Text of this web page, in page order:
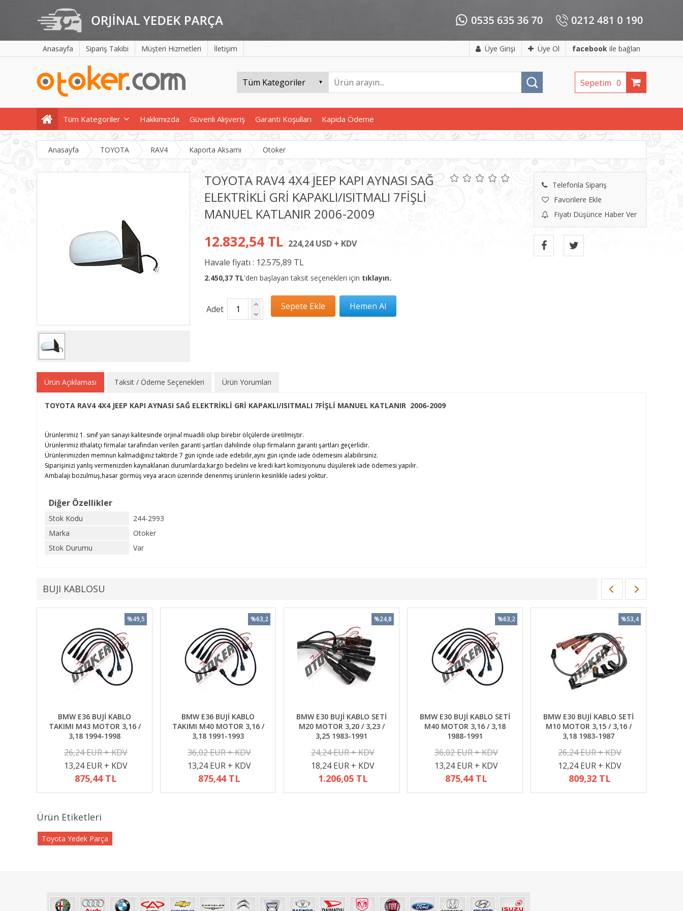
Anasayfa Sipariş Takibi Müşteri Hizmetleri İletişim Üye Girişi Üye Ol facebook ile bağlan
Sepetim 0
Tüm Kategoriler Hakkımızda Güvenli Alışveriş Garanti Koşulları Kapida Ödeme
Anasayfa TOYOTA RAV4 Kaporta Aksamı Otoker
TOYOTA RAV4 4X4 JEEP KAPI AYNASI SAĞ
ELEKTRİKLİ GRİ KAPAKLI/ISITMALI 7FİŞLİ
MANUEL KATLANIR 2006-2009
Telefonla Sipariş
Favorilere Ekle
Fiyatı Düşünce Haber Ver
12.832,54 TL 224,24 USD + KDV
Havale fiyatı : 12.575,89 TL
2.450,37 TL'den başlayan taksit seçenekleri için tıklayın.
Adet
Ürün Açıklaması Taksit / Ödeme Seçenekleri Ürün Yorumları
TOYOTA RAV4 4X4 JEEP KAPI AYNASI SAĞ ELEKTRİKLİ GRİ KAPAKLI/ISITMALI 7FİŞLİ MANUEL KATLANIR 2006-2009
Ürünlerimiz 1. sınıf yan sanayi kalitesinde orjinal muadili olup birebir ölçülerde üretilmiştir.
Ürünlerimiz ithalatçı firmalar tarafından verilen garanti şartları dahilinde olup firmaların garanti şartları geçerlidir.
Ürünlerimizden memnun kalmadığınız taktirde 7 gün içinde iade edebilir,aynı gün içinde iade ödemesini alabilirsiniz.
Siparişinizi yanlış vermenizden kaynaklanan durumlarda;kargo bedelini ve kredi kart komisyonunu düşülerek iade ödemesi yapılır.
Ambalajı bozulmuş,hasar görmüş veya aracın üzerinde denenmiş ürünlerin kesinlikle iadesi yoktur.
Diğer Özellikler
Stok Kodu
244-2993
Marka
Otoker
Stok Durumu
Var
BUJI KABLOSU
BMW E36 BUJİ KABLO
TAKIMI M43 MOTOR 3,16 /
3,18 1994-1998
26,24 EUR + KDV
13,24 EUR + KDV
875,44 TL
%49,5
BMW E36 BUJİ KABLO
TAKIMI M40 MOTOR 3,16 /
3,18 1991-1993
36,02 EUR + KDV
13,24 EUR + KDV
875,44 TL
%63,2
BMW E30 BUJİ KABLO SETİ
M20 MOTOR 3,20 / 3,23 /
3,25 1983-1991
24,24 EUR + KDV
18,24 EUR + KDV
1.206,05 TL
%24,8
BMW E30 BUJİ KABLO SETİ
M40 MOTOR 3,16 / 3,18
1988-1991
36,02 EUR + KDV
13,24 EUR + KDV
875,44 TL
%63,2
BMW E30 BUJİ KABLO SETİ
M10 MOTOR 3,15 / 3,16 /
3,18 1983-1987
26,24 EUR + KDV
12,24 EUR + KDV
809,32 TL
%53,4
Ürün Etiketleri
Toyota Yedek Parça